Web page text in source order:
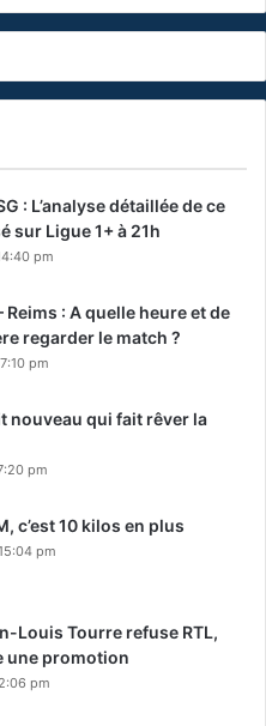
: L’analyse détaillée de ce
sur Ligue 1+ à 21h
pm
Reims : A quelle heure et de
regarder le match ?
pm
nouveau qui fait rêver la
pm
c’est 10 kilos en plus
pm
Louis Tourre refuse RTL,
une promotion
pm